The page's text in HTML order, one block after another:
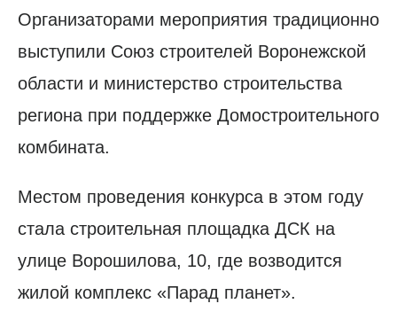
Организаторами мероприятия традиционно
выступили Союз строителей Воронежской
области и министерство строительства
региона при поддержке Домостроительного
комбината.
Местом проведения конкурса в этом году
стала строительная площадка ДСК на
улице Ворошилова, 10, где возводится
жилой комплекс «Парад планет».